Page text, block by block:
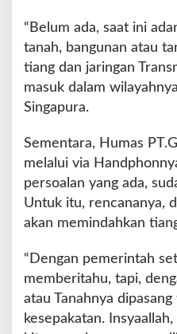
“Belum ada, saat ini
tanah, bangunan atau
tiang dan jaringan
masuk dalam
Singapura.
Sementara, Humas
melalui via
persoalan yang ada,
Untuk itu, rencananya,
akan memindahkan
“Dengan pemerintah
memberitahu, tapi,
atau Tanahnya
kesepakatan.